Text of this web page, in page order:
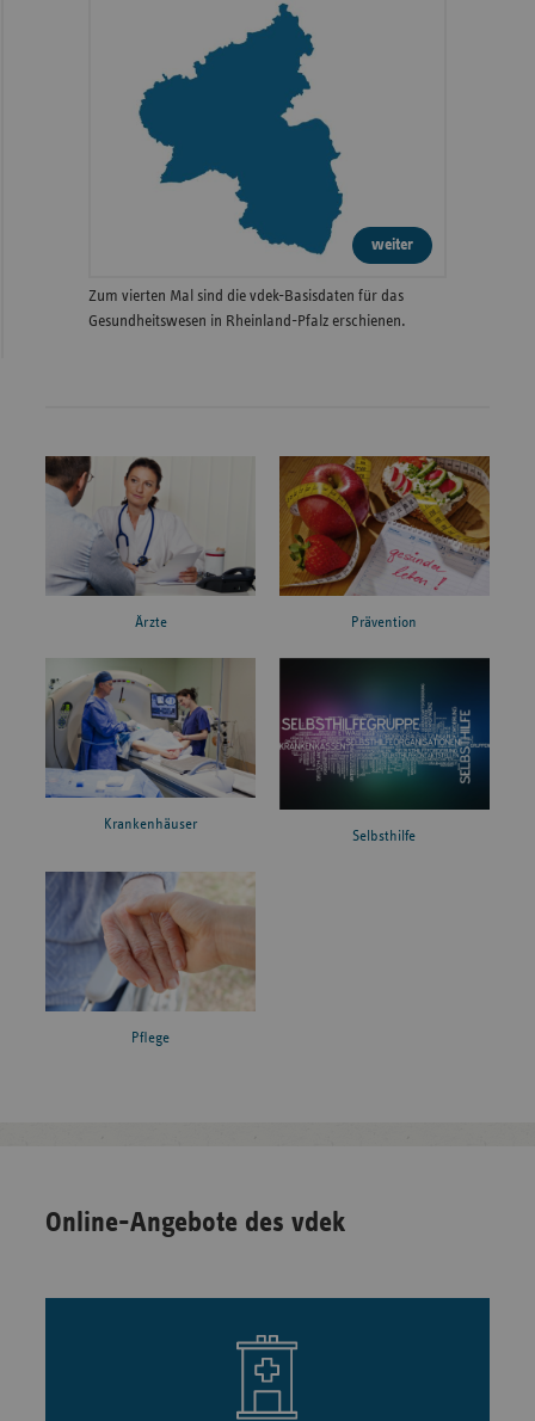
weiter
Zum vierten Mal sind die vdek-Basisdaten für das
Gesundheitswesen in Rheinland-Pfalz erschienen.
Ärzte Prävention
Krankenhäuser
Selbsthilfe
Pflege
Online-Angebote des vdek